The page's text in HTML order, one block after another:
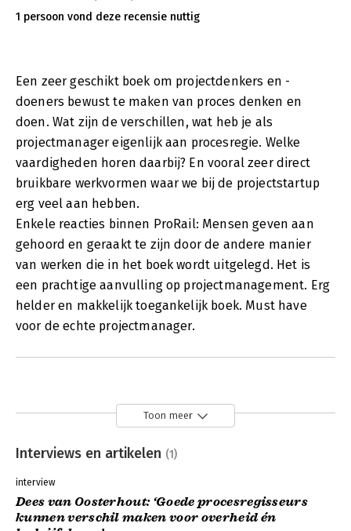
1 persoon vond deze recensie nuttig
Een zeer geschikt boek om projectdenkers en -
doeners bewust te maken van proces denken en
doen. Wat zijn de verschillen, wat heb je als
projectmanager eigenlijk aan procesregie. Welke
vaardigheden horen daarbij? En vooral zeer direct
bruikbare werkvormen waar we bij de projectstartup
erg veel aan hebben.
Enkele reacties binnen ProRail: Mensen geven aan
gehoord en geraakt te zijn door de andere manier
van werken die in het boek wordt uitgelegd. Het is
een prachtige aanvulling op projectmanagement. Erg
helder en makkelijk toegankelijk boek. Must have
voor de echte projectmanager.
Toon meer
Interviews en artikelen (1)
interview
Dees van Oosterhout: ‘Goede procesregisseurs
kunnen verschil maken voor overheid én